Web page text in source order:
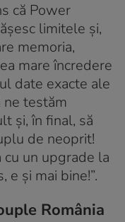
că Power
limitele și,
memoria,
mare încredere
date exacte ale
ne testăm
și, în final, să
de neoprit!
cu un upgrade la
și mai bine!”.
România